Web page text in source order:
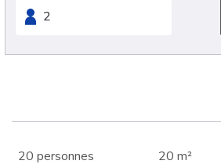
20 personnes 20 m²